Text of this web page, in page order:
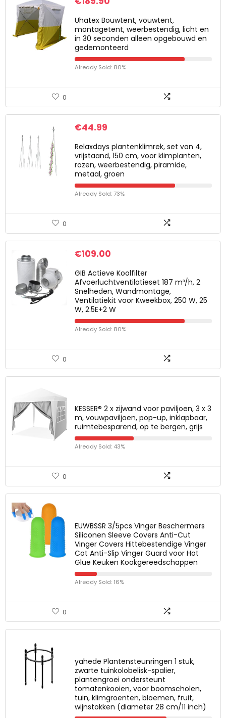
Uhatex Bouwtent, vouwtent,
montagetent, weerbestendig, licht en
in 30 seconden alleen opgebouwd en
gedemonteerd
Already Sold: 80%
0
€44.99
Relaxdays plantenklimrek, set van 4,
vrijstaand, 150 cm, voor klimplanten,
rozen, weerbestendig, piramide,
metaal, groen
Already Sold: 73%
0
€109.00
GIB Actieve Koolfilter
Afvoerluchtventilatieset 187 m³/h, 2
Snelheden, Wandmontage,
Ventilatiekit voor Kweekbox, 250 W, 25
W, 2.5E+2 W
Already Sold: 80%
0
KESSER® 2 x zijwand voor paviljoen, 3 x 3
m, vouwpaviljoen, pop-up, inklapbaar,
ruimtebesparend, op te bergen, grijs
Already Sold: 43%
0
EUWBSSR 3/5pcs Vinger Beschermers
Siliconen Sleeve Covers Anti-Cut
Vinger Covers Hittebestendige Vinger
Cot Anti-Slip Vinger Guard voor Hot
Glue Keuken Kookgereedschappen
Already Sold: 16%
0
yahede Plantensteunringen 1 stuk,
zwarte tuinkolobelisk-spalier,
plantengroei ondersteunt
tomatenkooien, voor boomscholen,
tuin, klimgroenten, bloemen, fruit,
wijnstokken (diameter 28 cm/11 inch)